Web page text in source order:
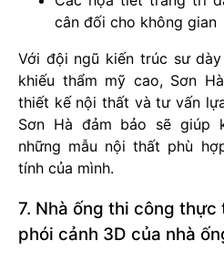
cân đối cho không gian
Với đội ngũ kiến trúc sư
khiếu thẩm mỹ cao, Sơn
thiết kế nội thất và tư vấn
Sơn Hà đảm bảo sẽ giúp
những mẫu nội thất phù
tính của mình.
7. Nhà ống thi công
phói cảnh 3D của nhà